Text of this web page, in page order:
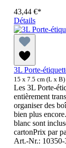
43,44 €*
Détails
3L Porte-
15 x 7.5 cm (L x B)
Les 3L Porte-
entièrement
organiser des
bien plus
blanc sont
cartonPrix par
Art.-Nr.: